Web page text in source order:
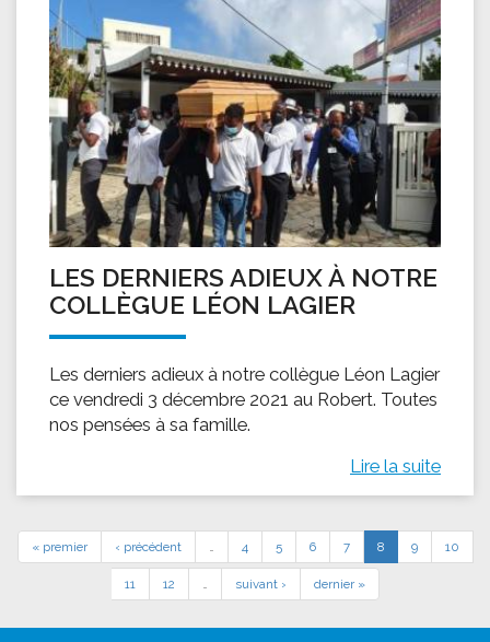
LES DERNIERS ADIEUX À NOTRE
COLLÈGUE LÉON LAGIER
Les derniers adieux à notre collègue Léon Lagier
ce vendredi 3 décembre 2021 au Robert. Toutes
nos pensées à sa famille.
Lire la suite
« premier ‹ précédent … 4 5 6 7 8 9 10
11 12 … suivant › dernier »